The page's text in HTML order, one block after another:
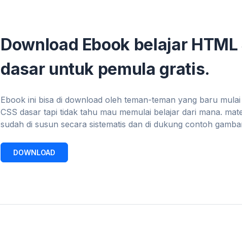
Download Ebook belajar HTML
dasar untuk pemula gratis.
Ebook ini bisa di download oleh teman-teman yang baru
CSS dasar tapi tidak tahu mau memulai belajar dari mana.
sudah di susun secara sistematis dan di dukung contoh
DOWNLOAD